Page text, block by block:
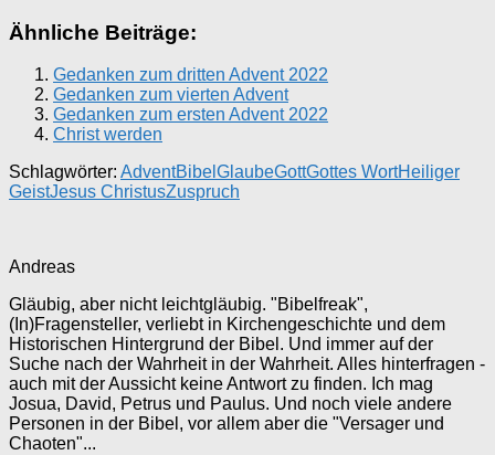
Ähnliche Beiträge:
Gedanken zum dritten Advent 2022
Gedanken zum vierten Advent
Gedanken zum ersten Advent 2022
Christ werden
Schlagwörter: AdventBibel GlaubeGottGottes WortHeiliger
GeistJesus ChristusZuspruch
Andreas
Gläubig, aber nicht leichtgläubig. "Bibelfreak",
(In)Fragensteller, verliebt in Kirchengeschichte und dem
Historischen Hintergrund der Bibel. Und immer auf der
Suche nach der Wahrheit in der Wahrheit. Alles hinterfragen -
auch mit der Aussicht keine Antwort zu finden. Ich mag
Josua, David, Petrus und Paulus. Und noch viele andere
Personen in der Bibel, vor allem aber die "Versager und
Chaoten"...